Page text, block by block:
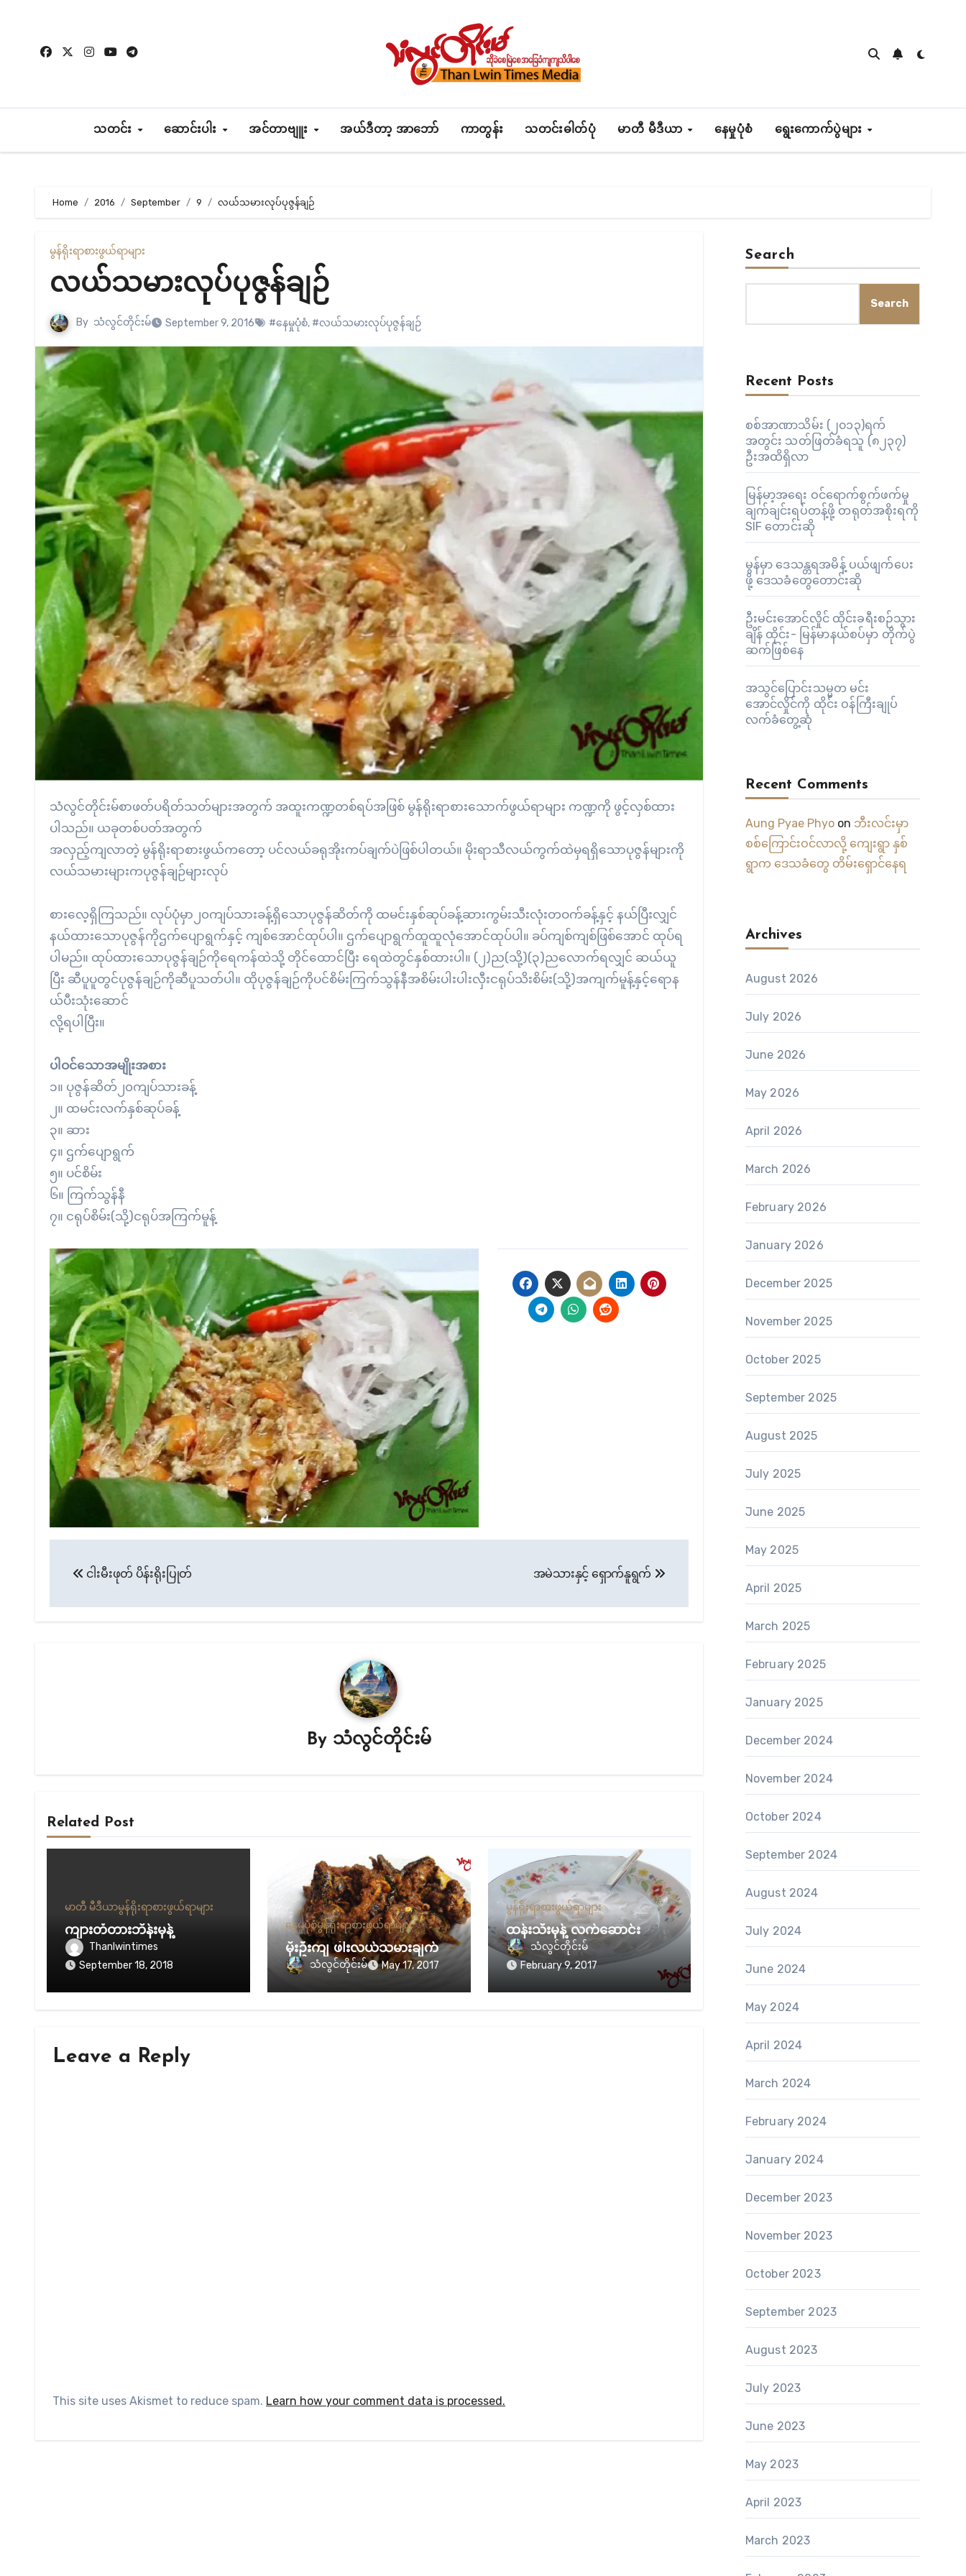
content
သတင်း ဆောင်းပါး အင်တာဗျူး အယ်ဒီတာ့ အာဘော် ကာတွန်း သတင်းဓါတ်ပုံ မာတီ မီဒီယာ နေမှုပုံစံ ရွေးကောက်ပွဲများ
Home 2016 September 9 လယ်သမားလုပ်ပုဇွန်ချဉ်
မွန်ရိုးရာစားဖွယ်ရာများ
လယ်သမားလုပ်ပုဇွန်ချဉ်
By သံလွင်တိုင်းမ် September 9, 2016 #နေမှုပုံစံ, #လယ်သမားလုပ်ပုဇွန်ချဉ်
သံလွင်တိုင်းမ်စာဖတ်ပရိတ်သတ်များအတွက် အထူးကဏ္ဍတစ်ရပ်အဖြစ် မွန်ရိုးရာစားသောက်ဖွယ်ရာများ ကဏ္ဍကို ဖွင့်လှစ်ထား
ပါသည်။ ယခုတစ်ပတ်အတွက်
အလှည့်ကျလာတဲ့ မွန်ရိုးရာစားဖွယ်ကတော့ ပင်လယ်ခရုအိုးကပ်ချက်ပဲဖြစ်ပါတယ်။ မိုးရာသီလယ်ကွက်ထဲမှရရှိသောပုဇွန်များကို
လယ်သမားများကပုဇွန်ချဉ်များလုပ်
စားလေ့ရှိကြသည်။ လုပ်ပုံမှာ၂၀ကျပ်သားခန့်ရှိသောပုဇွန်ဆိတ်ကို ထမင်းနှစ်ဆုပ်ခန့်ဆားကွမ်းသီးလုံးတဝက်ခန့်နှင့် နယ်ပြီးလျှင်
နယ်ထားသောပုဇွန်ကိုဌက်ပျောရွက်နှင့် ကျစ်အောင်ထုပ်ပါ။ ဌက်ပျောရွက်ထူထူလုံအောင်ထုပ်ပါ။ ခပ်ကျစ်ကျစ်ဖြစ်အောင် ထုပ်ရ
ပါမည်။ ထုပ်ထားသောပုဇွန်ချဉ်ကိုရေကန်ထဲသို့ တိုင်ထောင်ပြီး ရေထဲတွင်နှစ်ထားပါ။ (၂)ည(သို့)(၃)ညလောက်ရလျှင် ဆယ်ယူ
ပြီး ဆီပူပူတွင်ပုဇွန်ချဉ်ကိုဆီပူသတ်ပါ။ ထိုပုဇွန်ချဉ်ကိုပင်စိမ်းကြက်သွန်နီအစိမ်းပါးပါးလှီးငရုပ်သိးစိမ်း(သို့)အကျက်မူန့်နှင့်ရောန
ယ်ပီးသုံးဆောင်
လို့ရပါပြီး။
ပါဝင်သောအမျိုးအစား
၁။ ပုဇွန်ဆိတ်၂၀ကျပ်သားခန့်
၂။ ထမင်းလက်နှစ်ဆုပ်ခန့်
၃။ ဆား
၄။ ဌက်ပျောရွက်
၅။ ပင်စိမ်း
၆။ ကြက်သွန်နီ
၇။ ငရုပ်စိမ်း(သို့)ငရုပ်အကြက်မူန့်
navigation
ငါးမီးဖုတ် ပိန်းရိုးပြုတ် အမဲသားနှင့် ရှောက်နူရွက်
By သံလွင်တိုင်းမ်
Related Post
မာတီ မီဒီယာမွန်ရိုးရာစားဖွယ်ရာများ
ကျားတံတားဘိန်းမုန့်
Thanlwintimes
September 18, 2018
နေမှုပုံစံမွန်ရိုးရာစားဖွယ်ရာများ
မိုးဦးကျ ဖါးလယ်သမားချက်
သံလွင်တိုင်းမ် May 17, 2017
မွန်ရိုးရာစားဖွယ်ရာများ
ထန်းသီးမုန့် လက်ဆောင်း
သံလွင်တိုင်းမ်
February 9, 2017
Leave a Reply
This site uses Akismet to reduce spam. Learn how your comment data is processed.
Search
Search
Recent Posts
စစ်အာဏာသိမ်း (၂၀၁၃)ရက်
အတွင်း သတ်ဖြတ်ခံရသူ (၈၂၃၇)
ဦးအထိရှိလာ
မြန်မာ့အရေး ဝင်ရောက်စွက်ဖက်မှု
ချက်ချင်းရပ်တန့်ဖို့ တရုတ်အစိုးရကို
SIF တောင်းဆို
မွန်မှာ ဒေသန္တရအမိန့် ပယ်ဖျက်ပေး
ဖို့ ဒေသခံတွေတောင်းဆို
ဦးမင်းအောင်လှိုင် ထိုင်းခရီးစဉ်သွား
ချိန် ထိုင်း- မြန်မာနယ်စပ်မှာ တိုက်ပွဲ
ဆက်ဖြစ်နေ
အသွင်ပြောင်းသမ္မတ မင်း
အောင်လှိုင်ကို ထိုင်း ဝန်ကြီးချုပ်
လက်ခံတွေ့ဆုံ
Recent Comments
Aung Pyae Phyoon ဘီးလင်းမှာ
စစ်ကြောင်းဝင်လာလို့ ကျေးရွာ နှစ်
ရွာက ဒေသခံတွေ တိမ်းရှောင်နေရ
Archives
August 2026
July 2026
June 2026
May 2026
April 2026
March 2026
February 2026
January 2026
December 2025
November 2025
October 2025
September 2025
August 2025
July 2025
June 2025
May 2025
April 2025
March 2025
February 2025
January 2025
December 2024
November 2024
October 2024
September 2024
August 2024
July 2024
June 2024
May 2024
April 2024
March 2024
February 2024
January 2024
December 2023
November 2023
October 2023
September 2023
August 2023
July 2023
June 2023
May 2023
April 2023
March 2023